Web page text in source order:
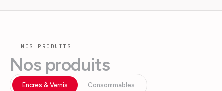
NOS PRODUITS
Nos produits
Encres & Vernis Consommables